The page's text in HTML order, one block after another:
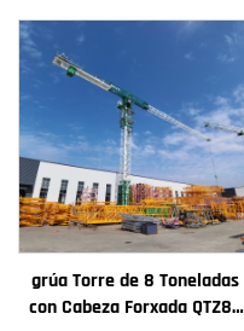
grúa Torre de 8 Toneladas
con Cabeza Forxada QTZ80